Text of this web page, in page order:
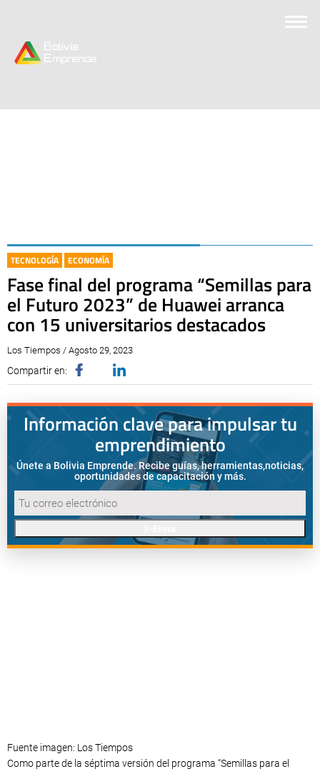
TECNOLOGÍA ECONOMÍA
Fase final del programa “Semillas para
el Futuro 2023” de Huawei arranca
con 15 universitarios destacados
Los Tiempos / Agosto 29, 2023
Compartir en:
Información clave para impulsar tu
emprendimiento
Únete a Bolivia Emprende. Recibe guías, herramientas,noticias,
oportunidades de capacitación y más.
Fuente imagen: Los Tiempos
Como parte de la séptima versión del programa “Semillas para el